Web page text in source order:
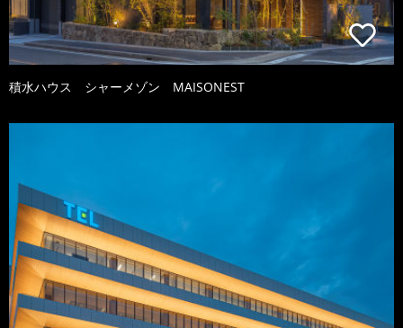
積水ハウス シャーメゾン MAISONEST